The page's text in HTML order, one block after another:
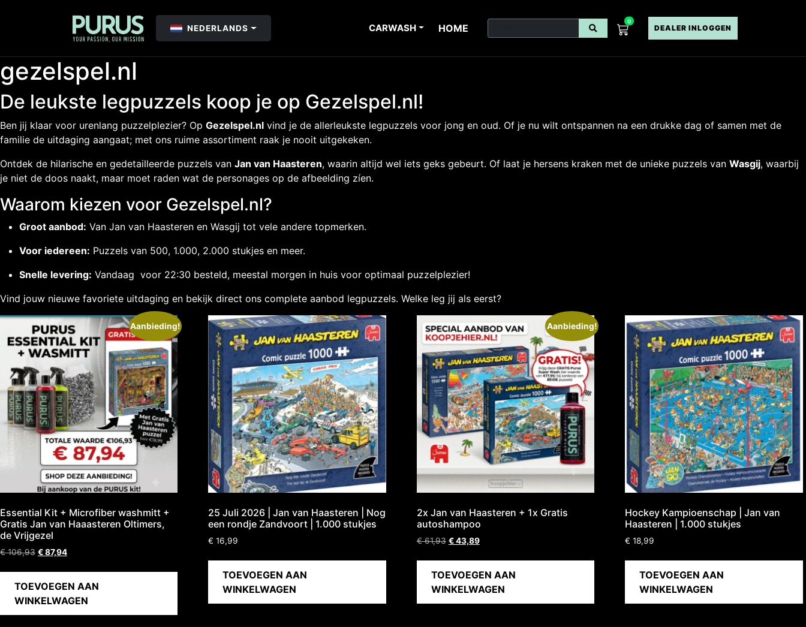
NEDERLANDS CARWASH HOME
0
DEALER INLOGGEN
gezelspel.nl
De leukste legpuzzels koop je op Gezelspel.nl!
Ben jij klaar voor urenlang puzzelplezier? Op Gezelspel.nl vind je de allerleukste legpuzzels voor jong en oud. Of je nu wilt ontspannen na een drukke dag of samen met de
familie de uitdaging aangaat; met ons ruime assortiment raak je nooit uitgekeken.
Ontdek de hilarische en gedetailleerde puzzels van Jan van Haasteren, waarin altijd wel iets geks gebeurt. Of laat je hersens kraken met de unieke puzzels van Wasgij, waarbij
je niet de doos naakt, maar moet raden wat de personages op de afbeelding zíen.
Waarom kiezen voor Gezelspel.nl?
Groot aanbod: Van Jan van Haasteren en Wasgij tot vele andere topmerken.
Voor iedereen: Puzzels van 500, 1.000, 2.000 stukjes en meer.
Snelle levering: Vandaag voor 22:30 besteld, meestal morgen in huis voor optimaal puzzelplezier!
Vind jouw nieuwe favoriete uitdaging en bekijk direct ons complete aanbod legpuzzels. Welke leg jij als eerst?
Aanbieding!
Essential Kit + Microfiber washmitt +
Gratis Jan van Haaasteren Oltimers,
de Vrijgezel
€106,93 €87,94
TOEVOEGEN AAN
WINKELWAGEN
25 Juli 2026 | Jan van Haasteren | Nog
een rondje Zandvoort | 1.000 stukjes
€ 16,99
TOEVOEGEN AAN
WINKELWAGEN
Aanbieding!
2x Jan van Haasteren + 1x Gratis
autoshampoo
€61,93 €43,89
TOEVOEGEN AAN
WINKELWAGEN
Hockey Kampioenschap | Jan van
Haasteren | 1.000 stukjes
€ 18,99
TOEVOEGEN AAN
WINKELWAGEN